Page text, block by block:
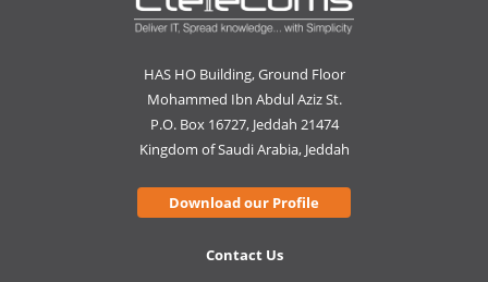
HAS HO Building, Ground Floor
Mohammed Ibn Abdul Aziz St.
P.O. Box 16727, Jeddah 21474
Kingdom of Saudi Arabia, Jeddah
Download our Profile
Contact Us